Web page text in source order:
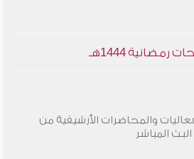
1444هـ
والمحاضرات الأرشيفية من
المباشر